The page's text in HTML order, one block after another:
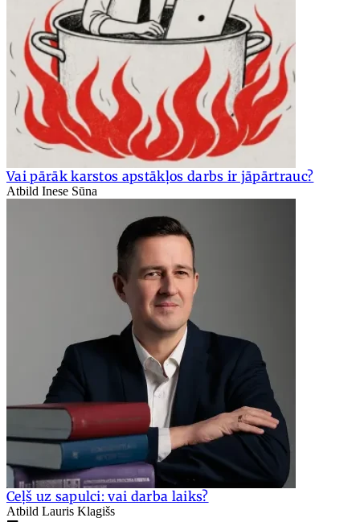
Vai pārāk karstos apstākļos darbs ir jāpārtrauc?
Atbild Inese Sūna
Ceļš uz sapulci: vai darba laiks?
Atbild Lauris Klagišs